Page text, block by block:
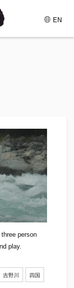
EN
person
play.
吉野川 四国